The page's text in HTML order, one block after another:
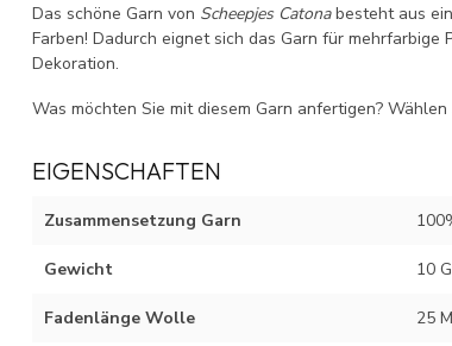
Das schöne Garn von Scheepjes Catonabesteht aus
Farben! Dadurch eignet sich das Garn für
Dekoration.
Was möchten Sie mit diesem Garn anfertigen?
EIGENSCHAFTEN
Zusammensetzung Garn
Gewicht 10
Fadenlänge Wolle 25